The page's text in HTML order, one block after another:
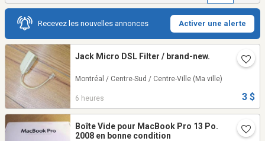
Recevez les nouvelles annonces Activer une alerte
Jack Micro DSL Filter / brand-new.
Montréal / Centre-Sud / Centre-Ville (Ma ville)
6 heures 3 $
Boîte Vide pour MacBook Pro 13 Po.
2008 en bonne condition